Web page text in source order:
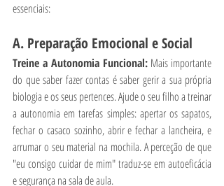
essenciais:
A. Preparação Emocional e Social
Treine a Autonomia Funcional: Mais importante
do que saber fazer contas é saber gerir a sua própria
biologia e os seus pertences. Ajude o seu filho a treinar
a autonomia em tarefas simples: apertar os sapatos,
fechar o casaco sozinho, abrir e fechar a lancheira, e
arrumar o seu material na mochila. A perceção de que
"eu consigo cuidar de mim" traduz-se em autoeficácia
e segurança na sala de aula.